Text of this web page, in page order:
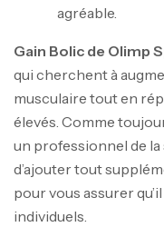
agréable.
Gain Bolic de Olimp
qui cherchent à
musculaire tout en
élevés. Comme
un professionnel de
d’ajouter tout
pour vous assurer
individuels.
100%
Autres
269